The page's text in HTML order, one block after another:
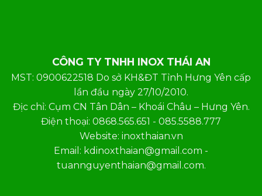
CÔNG TY TNHH INOX THÁI AN
MST: 0900622518 Do sở KH&ĐT Tỉnh Hưng Yên cấp
lần đầu ngày 27/10/2010.
Địc chỉ: Cụm CN Tân Dân – Khoái Châu – Hưng Yên.
Điện thoại: 0868.565.651 - 085.5588.777
Website: inoxthaian.vn
Email: kdinoxthaian@gmail.com -
tuannguyenthaian@gmail.com.